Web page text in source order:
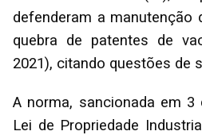
defenderam a manutenção
quebra de patentes de
2021), citando questões de
A norma, sancionada em 3
Lei de Propriedade